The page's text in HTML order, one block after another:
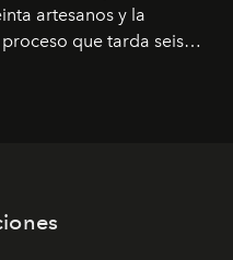
artesanos y la
que tarda seis
escuela de formación de